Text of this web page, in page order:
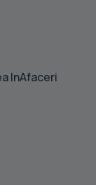
InAfaceri